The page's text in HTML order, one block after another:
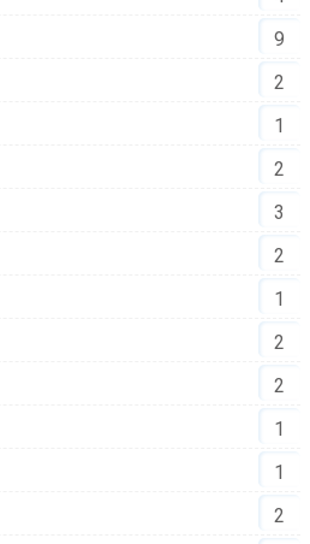
9
2
1
2
3
2
1
2
2
1
1
2